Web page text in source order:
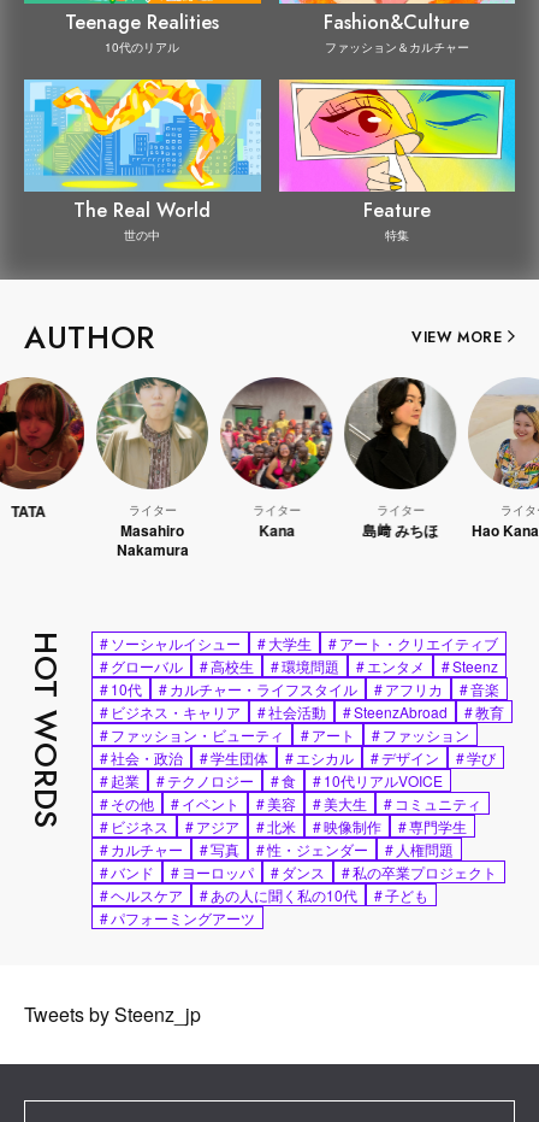
Teenage Realities
10代のリアル
Fashion&Culture
ファッション＆カルチャー
The Real World
世の中
Feature
特集
AUTHOR VIEW MORE
Nakamura
島﨑 みちほ Hao Kanayama
HOT WORDS #ソーシャルイシュー #大学生 #アート・クリエイティブ
#グローバル #高校生 #環境問題 #エンタメ #Steenz
#10代 #カルチャー・ライフスタイル #アフリカ #音楽
# ビジネス・キャリア #社会活動 #SteenzAbroad #教育
#ファッション・ビューティ #アート #ファッション
#社会・政治 #学生団体 #エシカル #デザイン #学び
#起業 #テクノロジー #食 #10代リアルVOICE
#その他 #イベント #美容 #美大生 # コミュニティ
# ビジネス #アジア #北米 #映像制作 #専門学生
#カルチャー #写真 #性・ジェンダー # 人権問題
#バンド #ヨーロッパ #ダンス #私の卒業プロジェクト
#ヘルスケア #あの人に聞く私の10代 #子ども
#パフォーミングアーツ
Tweets by Steenz_jp